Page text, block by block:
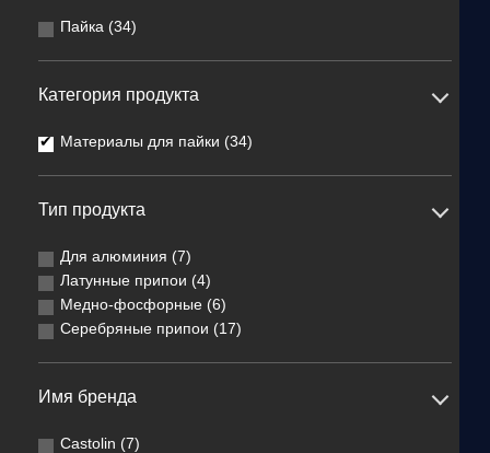
Пайка (34)
Категория продукта
Материалы для пайки (34)
Тип продукта
Для алюминия (7)
Латунные припои (4)
Медно-фосфорные (6)
Серебряные припои (17)
Имя бренда
Castolin (7)